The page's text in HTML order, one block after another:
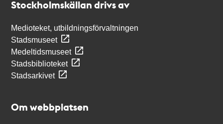
Stockholmskällan drivs av
Medioteket, utbildningsförvaltningen
Stadsmuseet
Medeltidsmuseet
Stadsbiblioteket
Stadsarkivet
Om webbplatsen